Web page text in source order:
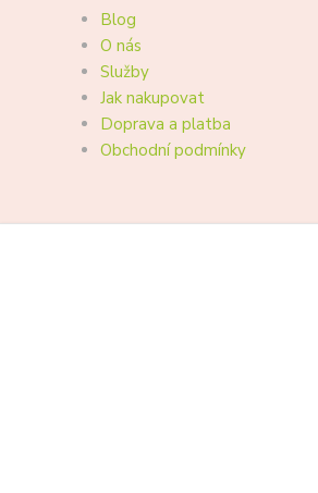
Blog
O nás
Služby
Jak nakupovat
Doprava a platba
Obchodní podmínky